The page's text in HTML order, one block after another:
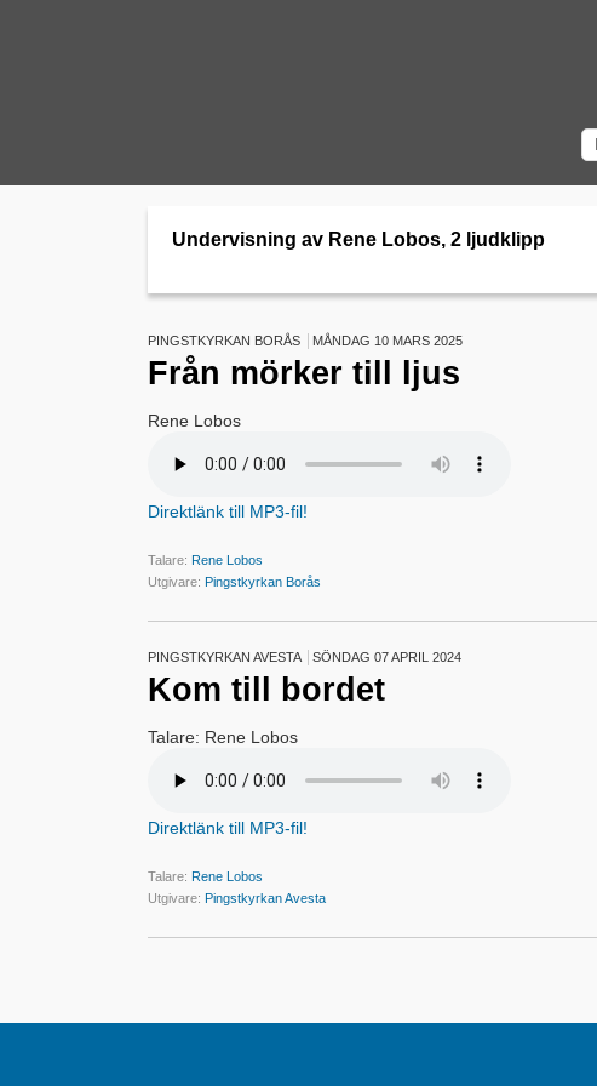
Undervisning av Rene Lobos, 2 ljudklipp
PINGSTKYRKAN BORÅS MÅNDAG 10 MARS 2025
Från mörker till ljus
Rene Lobos
Direktlänk till MP3-fil!
Talare: Rene Lobos
Utgivare: Pingstkyrkan Borås
PINGSTKYRKAN AVESTA SÖNDAG 07 APRIL 2024
Kom till bordet
Talare: Rene Lobos
Direktlänk till MP3-fil!
Talare: Rene Lobos
Utgivare: Pingstkyrkan Avesta